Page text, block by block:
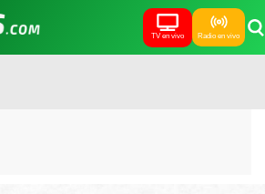
TV en vivo Radio en vivo